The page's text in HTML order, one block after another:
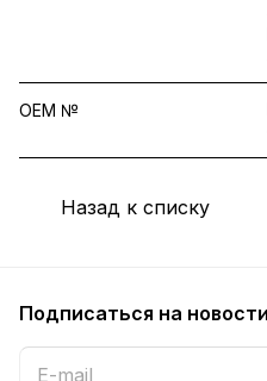
OEM №
Назад к списку
Подписаться на